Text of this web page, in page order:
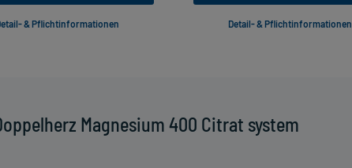
Magnesium 400 Citrat system
& Pflichtinformationen Detail- & Pflichtinformationen